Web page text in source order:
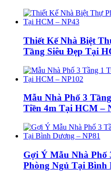
Thiết Kế Nhà Biệt
Tầng Siêu Đẹp Tại
Mẫu Nhà Phố 3
Tiền 4m Tại HCM –
Gợi Ý Mẫu Nhà Phố
Phòng Ngủ Tại Bình